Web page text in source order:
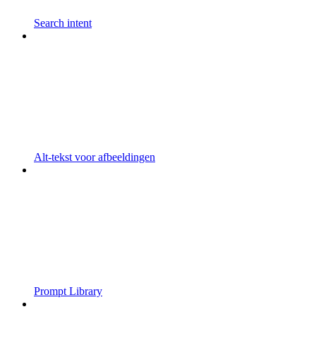
Search intent
Alt-tekst voor afbeeldingen
Prompt Library